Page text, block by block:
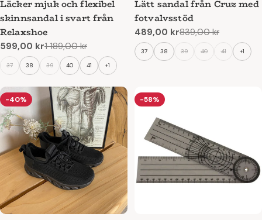
Läcker mjuk och flexibel
skinnsandal i svart från
Relaxshoe
Reapris
599,00 kr
Ordinarie
pris
1 189,00 kr
37 38 39 40 41 +1
Lätt sandal från Cruz med
fotvalvsstöd
Reapris
489,00 kr
Ordinarie
pris
839,00 kr
37 38 39 40 41 +1
-40% -58%